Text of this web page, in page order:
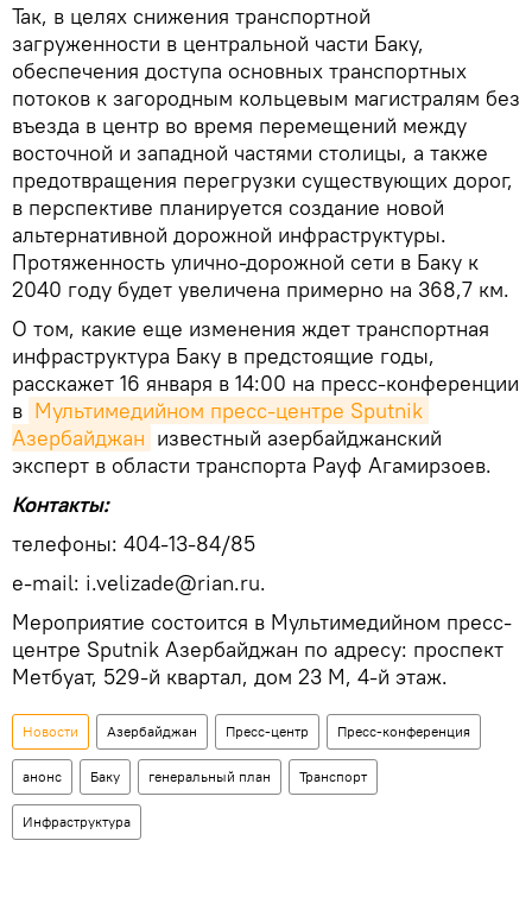
Так, в целях снижения транспортной
загруженности в центральной части Баку,
обеспечения доступа основных транспортных
потоков к загородным кольцевым магистралям без
въезда в центр во время перемещений между
восточной и западной частями столицы, а также
предотвращения перегрузки существующих дорог,
в перспективе планируется создание новой
альтернативной дорожной инфраструктуры.
Протяженность улично-дорожной сети в Баку к
2040 году будет увеличена примерно на 368,7 км.
О том, какие еще изменения ждет транспортная
инфраструктура Баку в предстоящие годы,
расскажет 16 января в 14:00 на пресс-конференции
в Мультимедийном пресс-центре Sputnik
Aзербайджан известный азербайджанский
эксперт в области транспорта Рауф Агамирзоев.
Контакты:
телефоны: 404-13-84/85
е-mail: i.velizade@rian.ru.
Мероприятие состоится в Мультимедийном пресс-
центре Sputnik Азербайджан по адресу: проспект
Метбуат, 529-й квартал, дом 23 М, 4-й этаж.
Новости Азербайджан Пресс-центр Пресс-конференция
анонс Баку генеральный план Транспорт
Инфраструктура